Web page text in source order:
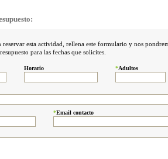
reservar esta actividad, rellena este formulario y nos
para las fechas que solicites.
Horario *Adultos
*Email contacto